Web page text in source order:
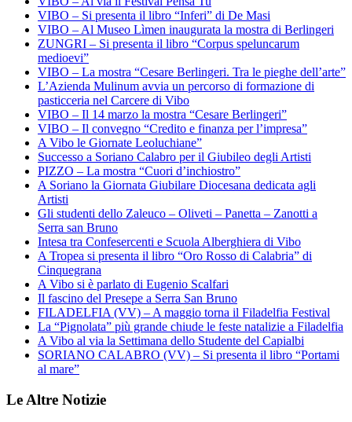
VIBO – Si presenta il libro “Inferi” di De Masi
VIBO – Al Museo Lìmen inaugurata la mostra di Berlingeri
ZUNGRI – Si presenta il libro “Corpus speluncarum
medioevi”
VIBO – La mostra “Cesare Berlingeri. Tra le pieghe dell’arte”
L’Azienda Mulinum avvia un percorso di formazione di
pasticceria nel Carcere di Vibo
VIBO – Il 14 marzo la mostra “Cesare Berlingeri”
VIBO – Il convegno “Credito e finanza per l’impresa”
A Vibo le Giornate Leoluchiane”
Successo a Soriano Calabro per il Giubileo degli Artisti
PIZZO – La mostra “Cuori d’inchiostro”
A Soriano la Giornata Giubilare Diocesana dedicata agli
Artisti
Gli studenti dello Zaleuco – Oliveti – Panetta – Zanotti a
Serra san Bruno
Intesa tra Confesercenti e Scuola Alberghiera di Vibo
A Tropea si presenta il libro “Oro Rosso di Calabria” di
Cinquegrana
A Vibo si è parlato di Eugenio Scalfari
Il fascino del Presepe a Serra San Bruno
FILADELFIA (VV) – A maggio torna il Filadelfia Festival
La “Pignolata” più grande chiude le feste natalizie a Filadelfia
A Vibo al via la Settimana dello Studente del Capialbi
SORIANO CALABRO (VV) – Si presenta il libro “Portami
al mare”
Le Altre Notizie